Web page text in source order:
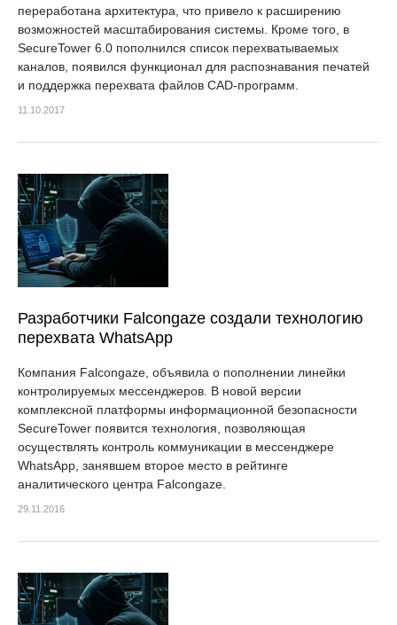
переработана архитектура, что привело к расширению
возможностей масштабирования системы. Кроме того, в
SecureTower 6.0 пополнился список перехватываемых
каналов, появился функционал для распознавания печатей
и поддержка перехвата файлов CAD-программ.
11.10.2017
Разработчики Falcongaze создали технологию
перехвата WhatsApp
Компания Falcongaze, объявила о пополнении линейки
контролируемых мессенджеров. В новой версии
комплексной платформы информационной безопасности
SecureTower появится технология, позволяющая
осуществлять контроль коммуникации в мессенджере
WhatsApp, занявшем второе место в рейтинге
аналитического центра Falcongaze.
29.11.2016